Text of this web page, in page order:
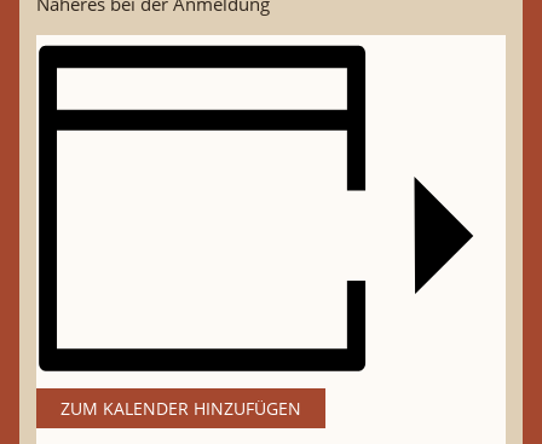
ZUM KALENDER HINZUFÜGEN